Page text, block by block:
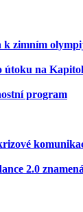
k zimním
na
program
2.0